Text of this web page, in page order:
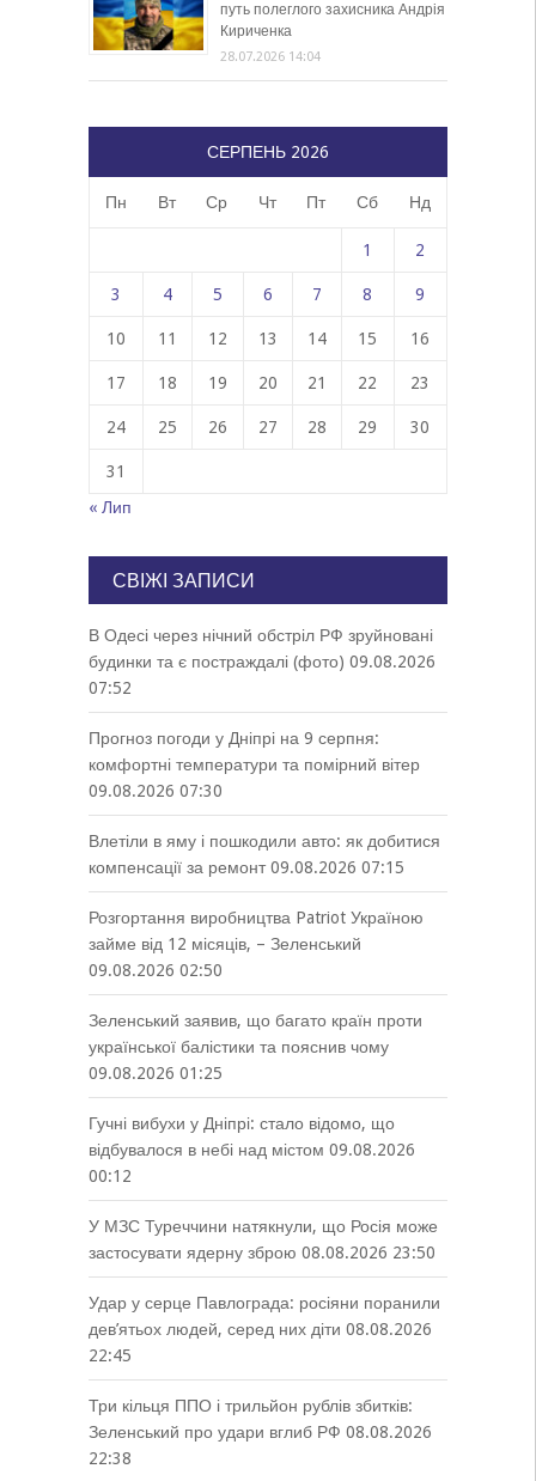
путь полеглого захисника Андрія
Кириченка
28.07.2026 14:04
СЕРПЕНЬ 2026
Пн Вт Ср Чт Пт Сб Нд
1 2
3 4 5 6 7 8 9
10 11 12 13 14 15 16
17 18 19 20 21 22 23
24 25 26 27 28 29 30
31
« Лип
СВІЖІ ЗАПИСИ
В Одесі через нічний обстріл РФ зруйновані
будинки та є постраждалі (фото) 09.08.2026
07:52
Прогноз погоди у Дніпрі на 9 серпня:
комфортні температури та помірний вітер
09.08.2026 07:30
Влетіли в яму і пошкодили авто: як добитися
компенсації за ремонт 09.08.2026 07:15
Розгортання виробництва Patriot Україною
займе від 12 місяців, – Зеленський
09.08.2026 02:50
Зеленський заявив, що багато країн проти
української балістики та пояснив чому
09.08.2026 01:25
Гучні вибухи у Дніпрі: стало відомо, що
відбувалося в небі над містом 09.08.2026
00:12
У МЗС Туреччини натякнули, що Росія може
застосувати ядерну зброю 08.08.2026 23:50
Удар у серце Павлограда: росіяни поранили
дев’ятьох людей, серед них діти 08.08.2026
22:45
Три кільця ППО і трильйон рублів збитків:
Зеленський про удари вглиб РФ 08.08.2026
22:38